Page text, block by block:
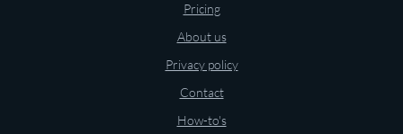
Pricing
About us
Privacy policy
Contact
How-to's